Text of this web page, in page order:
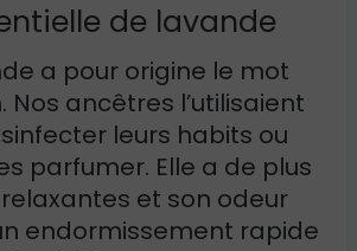
de lavande
a pour origine le mot
Nos ancêtres l’utilisaient
leurs habits ou
parfumer. Elle a de plus
et son odeur
endormissement rapide